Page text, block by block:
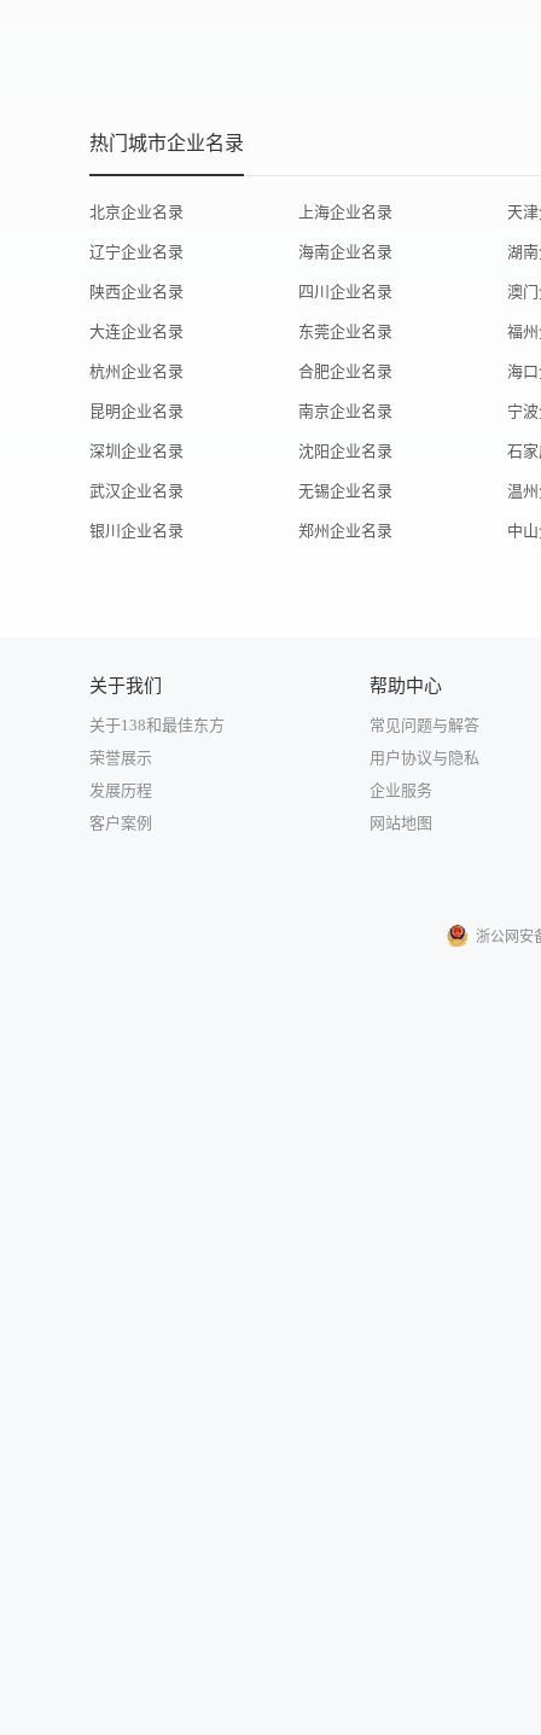
热门城市企业名录
北京企业名录 上海企业名录 天
辽宁企业名录 海南企业名录 湖
陕西企业名录 四川企业名录 澳
大连企业名录 东莞企业名录 福
杭州企业名录 合肥企业名录 海
昆明企业名录 南京企业名录 宁
深圳企业名录 沈阳企业名录 石
武汉企业名录 无锡企业名录 温
银川企业名录 郑州企业名录 中
关于我们
关于138和最佳东方
荣誉展示
发展历程
客户案例
帮助中心
常见问题与解答
用户协议与隐私
企业服务
网站地图
浙公网安